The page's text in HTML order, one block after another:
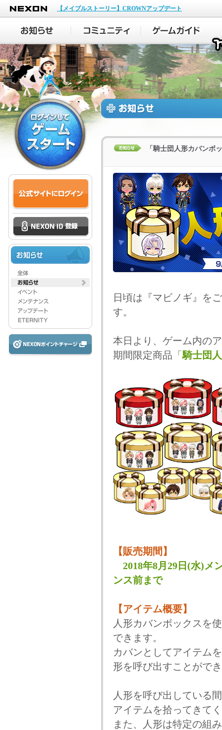
NEXON
【メイプルストーリー】CROWNアップデート
「騎士団人形カバンボ
日頃は『マビノギ』を
す。
本日より、ゲーム内の
期間限定商品「騎士団
【販売期間】
2018年8月29日(水)メ
ンス前まで
【アイテム概要】
人形カバンボックスを
できます。
カバンとしてアイテム
形を呼び出すことがで
人形を呼び出している
アイテムを拾ってきて
また、人形は特定の組